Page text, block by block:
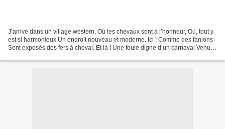
J’arrive dans un village western, Où les chevaux sont à l’honneur, Où, tout y
est si harmonieux Un endroit nouveau et moderne. Ici ! Comme des fanions
Sont exposés des fers à cheval. Et là ! Une foule digne d’un carnaval Venue